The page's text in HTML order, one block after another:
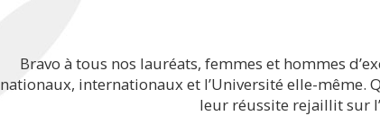
Bravo à tous nos lauréats, femmes et hommes
nationaux, internationaux et l’Université elle-même.
leur réussite rejaillit sur